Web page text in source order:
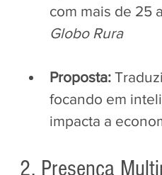
com mais de 25
Globo Rura
Proposta:
focando em
impacta a
​2. Presença